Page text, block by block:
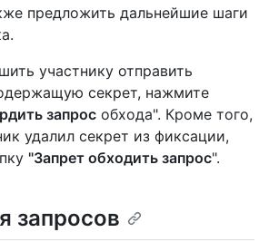
предложить дальнейшие шаги
участнику отправить
секрет, нажмите
запрос обхода". Кроме того,
удалил секрет из фиксации,
"Запрет обходить запрос".
запросов